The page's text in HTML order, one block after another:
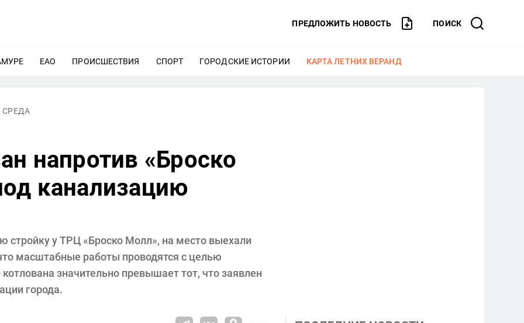
ПРЕДЛОЖИТЬ НОВОСТЬ ПОИСК
ЕЩЕ
ЕАО ЕЩЕ
ПРОИСШЕСТВИЯ ЕЩЕ
СПОРТ ЕЩЕ
ГОРОДСКИЕ ИСТОРИИ ЕЩЕ
КАРТА ЛЕТНИХ ВЕРАНД
СРЕДА
напротив «Броско
канализацию
стройку у ТРЦ «Броско Молл», на место выехали
масштабные работы проводятся с целью
значительно превышает тот, что заявлен
города.